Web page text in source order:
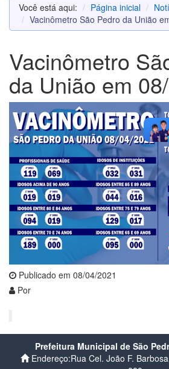
Você está aqui: Página inicial
Vacinômetro São Pedro da União
Vacinômetro
da União em
Publicado em 08/04/2021
Por
Prefeitura Municipal de São
Endereço:Rua Cel. João F.